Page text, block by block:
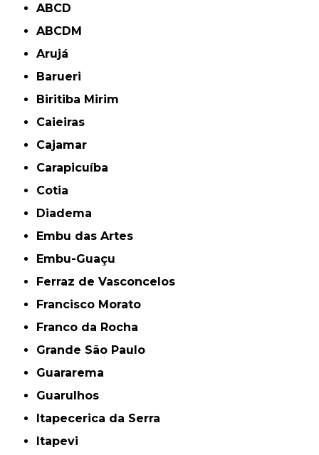
ABCD
ABCDM
Arujá
Barueri
Biritiba Mirim
Caieiras
Cajamar
Carapicuíba
Cotia
Diadema
Embu das Artes
Embu-Guaçu
Ferraz de Vasconcelos
Francisco Morato
Franco da Rocha
Grande São Paulo
Guararema
Guarulhos
Itapecerica da Serra
Itapevi